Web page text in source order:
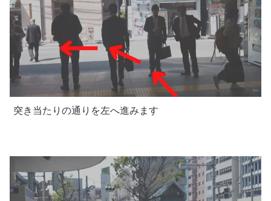
突き当たりの通りを左へ進みます